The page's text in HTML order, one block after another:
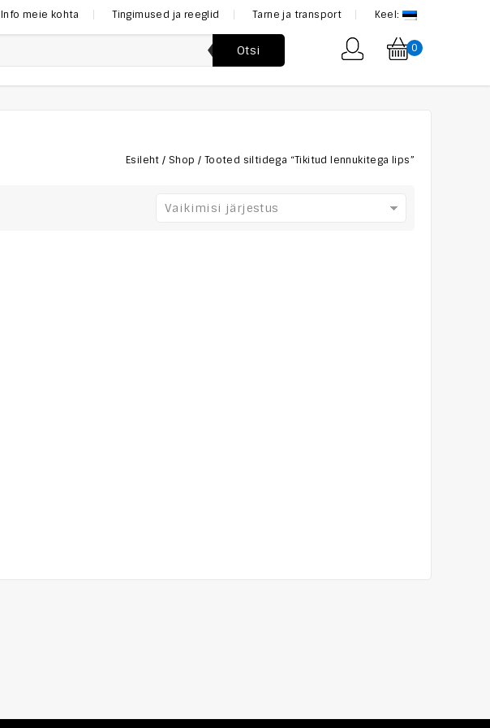
Info meie kohta Tingimused ja reeglid Tarne ja transport Keel:
Otsi 0
Esileht / Shop / Tooted siltidega “Tikitud lennukitega lips”
Vaikimisi järjestus